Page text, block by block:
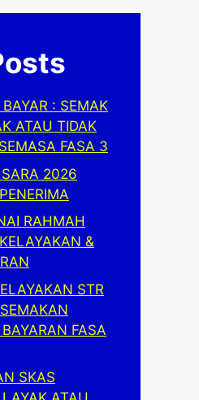
: SEMAK
ATAU TIDAK
FASA 3
2026
RAHMAH
&
STR
FASA
SKAS